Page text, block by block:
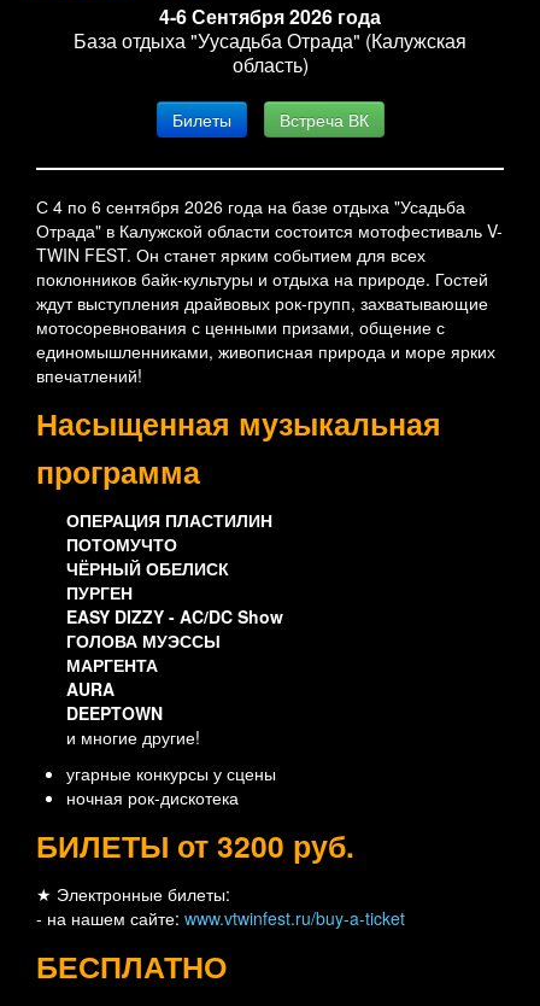
4-6 Сентября 2026 года
База отдыха "Уусадьба Отрада" (Калужская
область)
Билеты Встреча ВК
С 4 по 6 сентября 2026 года на базе отдыха "Усадьба
Отрада" в Калужской области состоится мотофестиваль V-
TWIN FEST. Он станет ярким событием для всех
поклонников байк-культуры и отдыха на природе. Гостей
ждут выступления драйвовых рок-групп, захватывающие
мотосоревнования с ценными призами, общение с
единомышленниками, живописная природа и море ярких
впечатлений!
Насыщенная музыкальная
программа
ОПЕРАЦИЯ ПЛАСТИЛИН
ПОТОМУЧТО
ЧЁРНЫЙ ОБЕЛИСК
ПУРГЕН
EASY DIZZY - AC/DC Show
ГОЛОВА МУЭССЫ
МАРГЕНТА
AURA
DEEPTOWN
и многие другие!
угарные конкурсы у сцены
ночная рок-дискотека
БИЛЕТЫ от 3200 руб.
★ Электронные билеты:
- на нашем сайте: www.vtwinfest.ru/buy-a-ticket
БЕСПЛАТНО